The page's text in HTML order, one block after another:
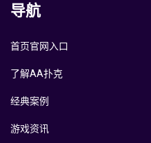
导航
首页官网入口
了解AA扑克
经典案例
游戏资讯